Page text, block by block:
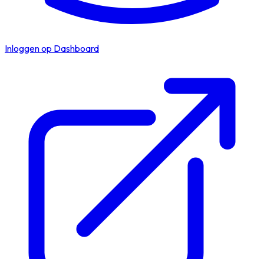
Inloggen op Dashboard